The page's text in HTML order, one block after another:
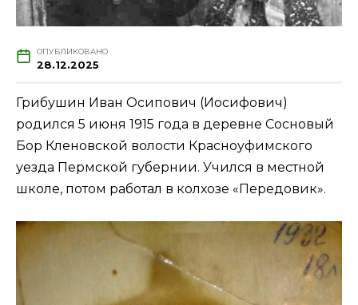
ОПУБЛИКОВАНО
28.12.2025
Грибушин Иван Осипович (Иосифович)
родился 5 июня 1915 года в деревне Сосновый
Бор Кленовской волости Красноуфимского
уезда Пермской губернии. Учился в местной
школе, потом работал в колхозе «Передовик».